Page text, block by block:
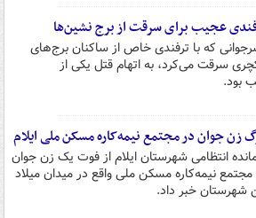
عجیب برای سرقت از برج نشین‌ها
که با ترفندی خاص از ساکنان برج‌های
سرقت می‌کرد، به اتهام قتل یکی از
بود.
زن جوان در مجتمع نیمه‌کاره مسکن ملی ایلام
انتظامی شهرستان ایلام از فوت یک زن جوان
مجتمع نیمه‌کاره مسکن ملی واقع در میدان میلاد
شهرستان خبر داد.